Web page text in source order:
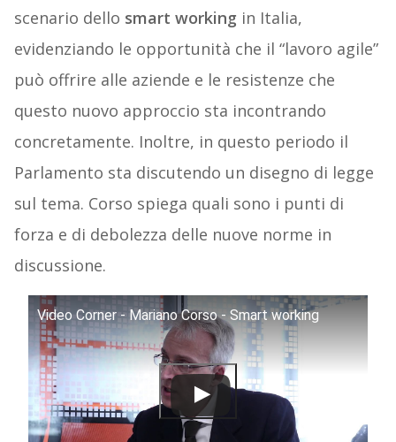
scenario dello smart working in Italia,
evidenziando le opportunità che il “lavoro agile”
può offrire alle aziende e le resistenze che
questo nuovo approccio sta incontrando
concretamente. Inoltre, in questo periodo il
Parlamento sta discutendo un disegno di legge
sul tema. Corso spiega quali sono i punti di
forza e di debolezza delle nuove norme in
discussione.
Video Corner - Mariano Corso - Smart working